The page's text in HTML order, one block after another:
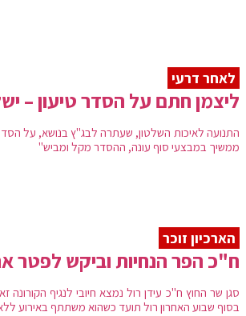
לאחר דרעי
ליצמן חתם על הסדר טיעון – ישלם 2800
התנועה לאיכות השלטון, שעתרה לבג"ץ בנושא, על
ממשיך במבצעי סוף עונה, ההסדר מקל ומביש"
הארכיון זוכר
ח"כ הפר הנחיות וביקש לפטר
סגן שר החוץ ח"כ עידן רול נמצא חיובי לנגיף
בסוף שבוע האחרון רול תועד כשהוא משתתף באירוע